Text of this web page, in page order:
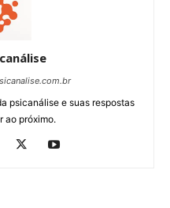
psicanálise e suas respostas
ao próximo.